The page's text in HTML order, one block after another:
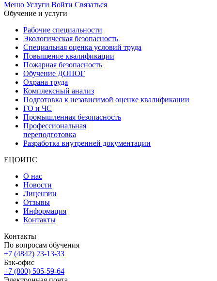
Меню Услуги Войти Связаться
Обучение и услуги
Рабочие специальности
Экологическая безопасность
Специальная оценка условий труда
Повышение квалификации
Пожарная безопасность
Обучение ДОПОГ
Охрана труда
Комплексный анализ
Подготовка к независимой оценке квалификации
ГО и ЧС
Промышленная безопасность
Профессиональная
переподготовка
Разработка внутренней документации
ЕЦОИПС
О нас
Новости
Лицензии
Отзывы
Информация
Контакты
Контакты
По вопросам обучения
+7 (4842) 23-13-33
Бэк-офис
+7 (800) 505-59-64